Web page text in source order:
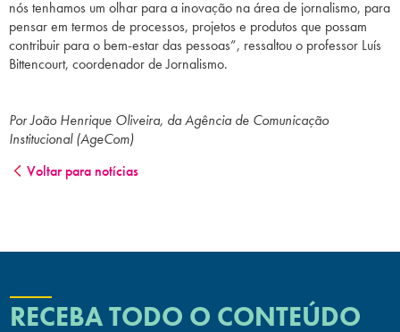
nós tenhamos um olhar para a inovação na área de jornalismo, para
pensar em termos de processos, projetos e produtos que possam
contribuir para o bem-estar das pessoas”, ressaltou o professor Luís
Bittencourt, coordenador de Jornalismo.
Por João Henrique Oliveira, da Agência de Comunicação
Institucional (AgeCom)
Voltar para notícias
RECEBA TODO O CONTEÚDO